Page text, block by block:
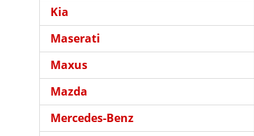
Kia
Maserati
Maxus
Mazda
Mercedes-Benz